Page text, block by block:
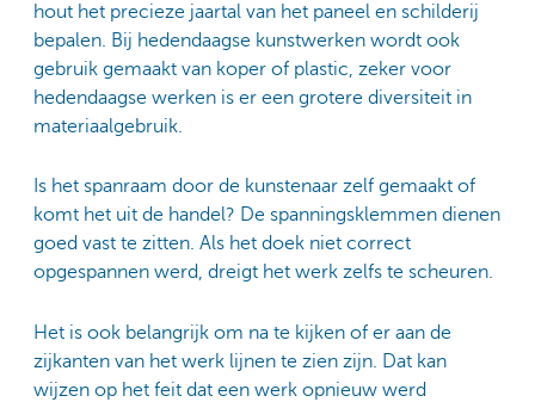
hout het precieze jaartal van het paneel en schilderij
bepalen. Bij hedendaagse kunstwerken wordt ook
gebruik gemaakt van koper of plastic, zeker voor
hedendaagse werken is er een grotere diversiteit in
materiaalgebruik.
Is het spanraam door de kunstenaar zelf gemaakt of
komt het uit de handel? De spanningsklemmen dienen
goed vast te zitten. Als het doek niet correct
opgespannen werd, dreigt het werk zelfs te scheuren.
Het is ook belangrijk om na te kijken of er aan de
zijkanten van het werk lijnen te zien zijn. Dat kan
wijzen op het feit dat een werk opnieuw werd